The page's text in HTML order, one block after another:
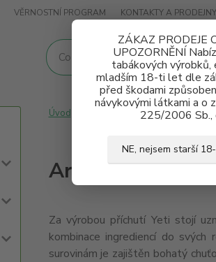
ZÁKAZ PRODEJE
UPOZORNĚNÍ
tabákových
mladším 18-ti let dle
před škodami
návykovými látkami a o
225/2006 Sb.,
NE, nejsem starší
VĚRNOSTNÍ PROGRAM KONTAKTY A PRODEJNY
Úvod Aroma, příchutě Shake &
Aroma Yeti
Za výrobou příchutí Yeti stojí
kombinace ingrediencí do
surovinám je zajištěn bohatý